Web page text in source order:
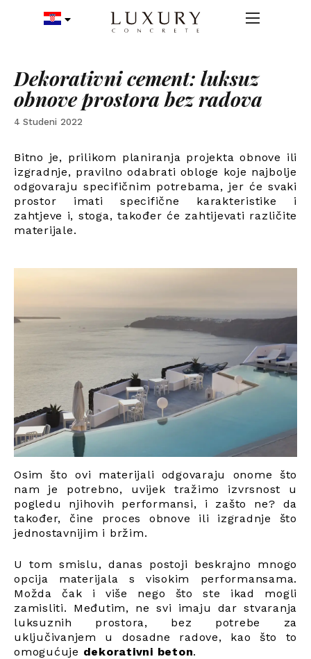
Dekorativni cement: luksuz
obnove prostora bez radova
4 Studeni 2022
Bitno je, prilikom planiranja projekta obnove ili
izgradnje, pravilno odabrati obloge koje najbolje
odgovaraju specifičnim potrebama, jer će svaki
prostor imati specifične karakteristike i
zahtjeve i, stoga, također će zahtijevati različite
materijale.
Osim što ovi materijali odgovaraju onome što
nam je potrebno, uvijek tražimo izvrsnost u
pogledu njihovih performansi, i zašto ne? da
također, čine proces obnove ili izgradnje što
jednostavnijim i bržim.
U tom smislu, danas postoji beskrajno mnogo
opcija materijala s visokim performansama.
Možda čak i više nego što ste ikad mogli
zamisliti. Međutim, ne svi imaju dar stvaranja
luksuznih prostora, bez potrebe za
uključivanjem u dosadne radove, kao što to
omogućuje dekorativni beton.